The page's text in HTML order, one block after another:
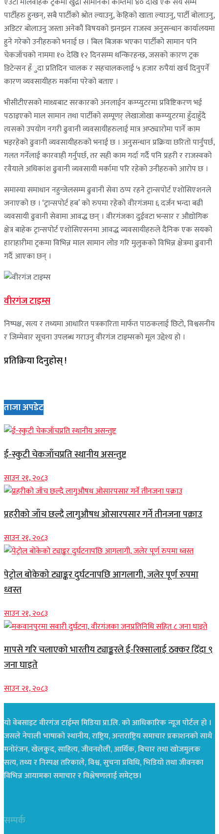
पार्टीहरु हुन्छन्, सबै पार्टीको श्रोत ल्याउनु, केहिको खाता ल्याउनु, पार्टी बोलाउनु,
अडिटर बोलाउनु जस्ता अनेकौं विषयको झनझन राजस्व अनुसन्धान कार्यालयमा
हुने गरेको उनीहरुको भनाई छ । बिल बिजक भएका पार्टीको सामान पनि
चेकजाँचको नाममा १० देखि १२ दिनसम्म थन्किरहन्छ, जसको कारण ट्रक
डिटेन्सन हँुदा प्रतिदिन चालक र सहचालकलाई ५ हजार रुपैयां खर्च दिनुपर्ने
कारण व्यवसायीहरु मर्कामा परेको बताए ।
भीसीटीएसको माध्यबाट सरकारको अनलाईन कम्प्युटरमा प्रविष्टिकरण भई
पठाइएको माल सामान तथा पार्टीको सम्पूणर् लेखाजोखा कम्प्युटरमा हुँदाहुँदै
त्यसको उपयोग नगरी ढुवानी व्यवसायीहरुलाई मात्र अप्ठ्यारोमा पार्ने काम
भइरहेको ढुवानी व्यवसायीहरुको भनाई छ । अनुसन्धान प्रक्रिया छरितो पार्नुपर्छ,
गलत गर्नेलाई कारवाही गर्नुपर्छ, तर सही काम गर्दा गर्दै पनि प्रहरी र राजस्वको
रवैयाले अधिकांश ढुवानी व्यवसायी मर्कामा परि रहेको उनीहरुको आरोप छ ।
समास्या समाधान नहुन्जेलसम्म ढुवानी सेवा ठप्प रहने ट्रान्सपोर्ट एशोसिएशनले
जनाएको छ । ‘ट्रान्सपोर्ट हब’ को रुपमा रहेको वीरगंजमा ६ दर्जन भन्दा बढी
व्यवसायी ढुवानी सेवामा आवद्ध छन् । वीरगंजका दुईवटा भन्सार र औद्योगिक
क्षेत्र बाहेक ट्रान्सपोर्ट एशोसिएसनमा आवद्ध व्यवसायीहरुले दैनिक एक सयको
हाराहारीमा ट्रकमा विभिन्न माल सामान लोड गरि मुलुकको विभिन्न क्षेत्रमा ढुवानी
गर्दै आएका छन् ।
वीरगंज टाइम्स
निष्पक्ष, सत्य र तथ्यमा आधारित पत्रकारिता मार्फत पाठकलाई छिटो, विश्वसनीय
र जिम्मेवार सूचना उपलब्ध गराउनु वीरगंज टाइम्सको मूल उद्देश्य हो ।
प्रतिक्रिया दिनुहोस् !
ताजा अपडेट
ई-स्कुटी चेकजाँचप्रति स्थानीय असन्तुष्ट
साउन २१, २०८३
प्रहरीको जाँच छल्दै लागुऔषध ओसारपसार गर्ने तीनजना पक्राउ
साउन २१, २०८३
पेट्रोल बोकेको ट्याङ्कर दुर्घटनापछि आगलागी, जलेर पूर्ण रुपमा
ध्वस्त
साउन २१, २०८३
मापसे गरि चलाएको भारतीय ट्याङ्करले ई-रिक्सालाई ठक्कर दिँदा ९
जना घाइते
साउन २१, २०८३
यो वेबसाइट वीरगंज टाईम्स मिडिया प्रा.लि. को आधिकारिक न्यूज पोर्टल हो ।
जसले नेपाली भाषाको स्थानीय, राष्ट्रिय, अन्तराष्ट्रिय समाचार प्रकाशनको साथै
मनोरंजन, खेलकुद, साहित्य, जीवनशैली, आर्थिक, बिचार तथा खोजमुलक
सत्य, तथ्य र निस्पक्ष तरिकाले, विश्व, सुचना प्रविधि, भिडियो तथा जीवनका
विभिन्न आयामका समाचार र विश्लेषणलाई समेट्छ।
सम्पर्क